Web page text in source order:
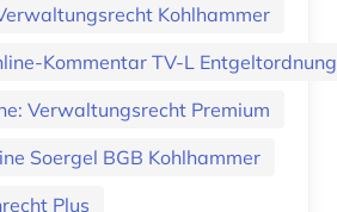
Kohlhammer
Kommentar TV-L
Verwaltungsrecht Premium
Soergel BGB Kohlhammer
Plus